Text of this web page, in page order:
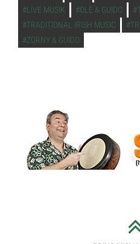
LIVE MUSIK
OLE & GUIDO
TRADITIONAL IRISH MUSIC
ZORNY & GUIDO